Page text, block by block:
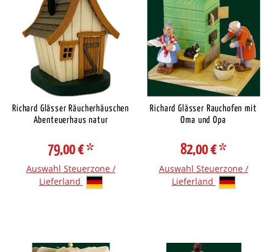
Richard Glässer Räucherhäuschen
Abenteuerhaus natur
79,00 €*
Auswahl Steuerzone /
Lieferland
Richard Glässer Rauchofen mit
Oma und Opa
82,00 €*
Auswahl Steuerzone /
Lieferland